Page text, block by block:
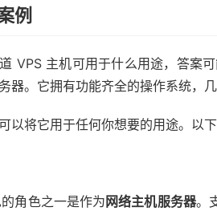
例
VPS 主机可用于什么用途，答案
器。它拥有功能齐全的操作系统，
以将它用于任何你想要的用途。以下
角色之一是作为 网络主机服务器。